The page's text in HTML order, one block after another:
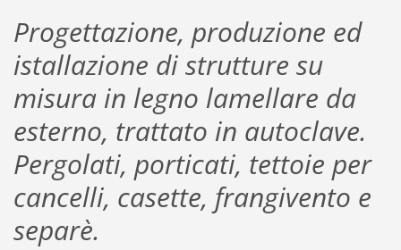
Progettazione, produzione ed
istallazione di strutture su
misura in legno lamellare da
esterno, trattato in autoclave.
Pergolati, porticati, tettoie per
cancelli, casette, frangivento e
separè.